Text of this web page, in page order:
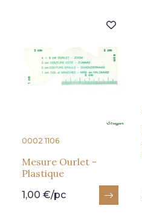
0002 1106
Mesure Ourlet -
Plastique
1,00 €/pc